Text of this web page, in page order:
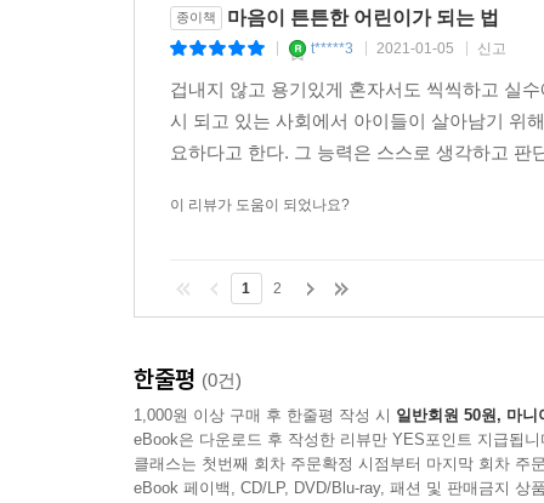
종이책 마음이 튼튼한 어린이가 되는 법
t*****3 2021-01-05 신고
겁내지 않고 용기있게 혼자서도 씩씩하고 실
시 되고 있는 사회에서 아이들이 살아남기 위
요하다고 한다. 그 능력은 스스로 생각하고
이 리뷰가 도움이 되었나요?
1 2
한줄평 (0건)
1,000원 이상 구매 후 한줄평 작성 시 일반회원 50원, 마니
eBook은 다운로드 후 작성한 리뷰만 YES포인트 지급됩니
클래스는 첫번째 회차 주문확정 시점부터 마지막 회차 주
eBook 페이백, CD/LP, DVD/Blu-ray, 패션 및 판매금지 상